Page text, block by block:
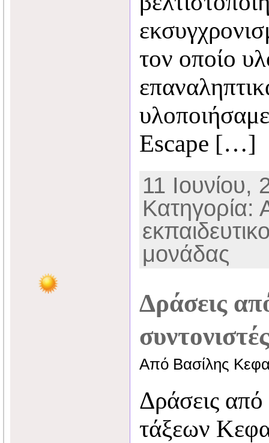
τον οποίο
Escape […]
11
Κατηγορία:
μονάδας
Δράσεις
Από Βασίλης
Δράσεις από
τάξεων